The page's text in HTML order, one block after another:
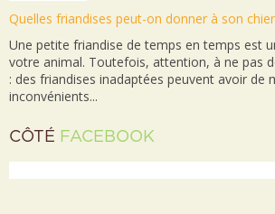
Quelles friandises peut-on donner à son
Une petite friandise de temps en temps est
votre animal. Toutefois, attention, à ne pas
: des friandises inadaptées peuvent avoir de
inconvénients...
CÔTÉ FACEBOOK